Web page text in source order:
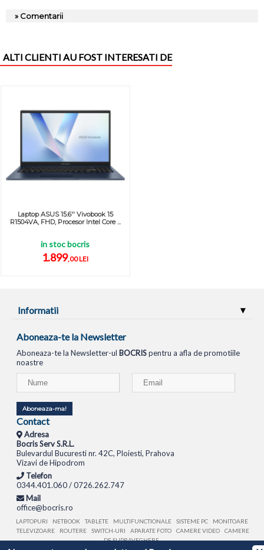
» Comentarii
ALTI CLIENTI AU FOST INTERESATI DE
Laptop ASUS 15.6'' Vivobook 15
R1504VA, FHD, Procesor Intel Core ...
in stoc bocris
1.899,00 LEI
Informatii
Aboneaza-te la Newsletter
Aboneaza-te la Newsletter-ul BOCRISpentru a afla de promotiile
noastre
Aboneaza-ma!
Contact
Adresa
Bocris Serv S.R.L.
Bulevardul Bucuresti nr. 42C, Ploiesti, Prahova
Vizavi de Hipodrom
Telefon
0344.401.060 / 0726.262.747
Mail
office@bocris.ro
LAPTOPURI NETBOOK TABLETE MULTIFUNCTIONALE SISTEME PC
MONITOARE
TELEVIZOARE
ROUTERE SWITCH-URI APARATE FOTO CAMERE VIDEO
CAMERE
DE SUPRAVEGHERE